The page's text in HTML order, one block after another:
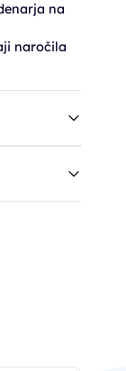
na
naročila